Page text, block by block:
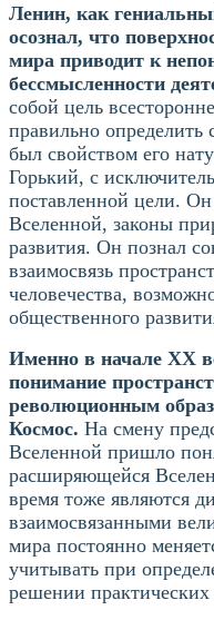
Ленин, как
осознал, что
мира приводит к
бессмысленности
собой цель
правильно определить
был свойством его
Горький, с
поставленной цели.
Вселенной, законы
развития. Он познал
взаимосвязь
человечества,
общественного
Именно в начале XX
понимание
революционным
Космос. На смену
Вселенной пришло
расширяющейся
время тоже являются
взаимосвязанными
мира постоянно
учитывать при
решении практических